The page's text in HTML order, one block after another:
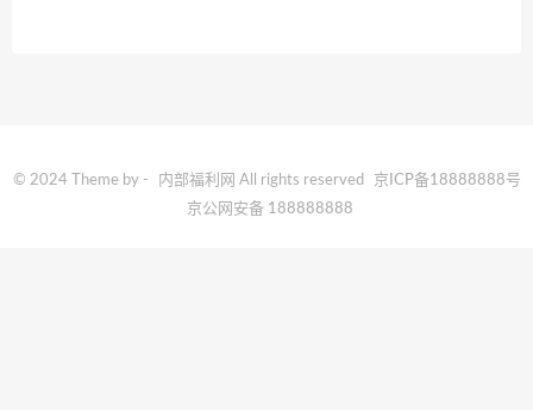
© 2024 Theme by - 内部福利网 All rights reserved
京ICP备18888888号
京公网安备 188888888